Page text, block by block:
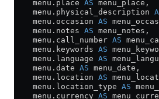
    menu
. place AS menu_place,
    menu
. physical_description
    menu
. occasion AS
    menu
. notes AS menu_notes,
    menu
. call_number AS
    menu
. keywords AS
    menu
. language AS
    menu
. date AS menu_date,
    menu
. location AS
    menu
. location_type AS
    menu
. currency AS